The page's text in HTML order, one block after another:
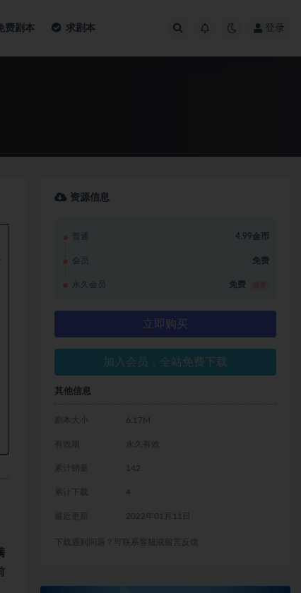
费剧本 求剧本 登录
资源信息
普通 4.99金币
会员 免费
永久会员 免费
立即购买
加入会员，全站免费下载
其他信息
剧本大小 6.17M
有效期 永久有效
累计销量 142
累计下载 4
最近更新 2022年01月11日
下载遇到问题？可联系客服或留言反馈